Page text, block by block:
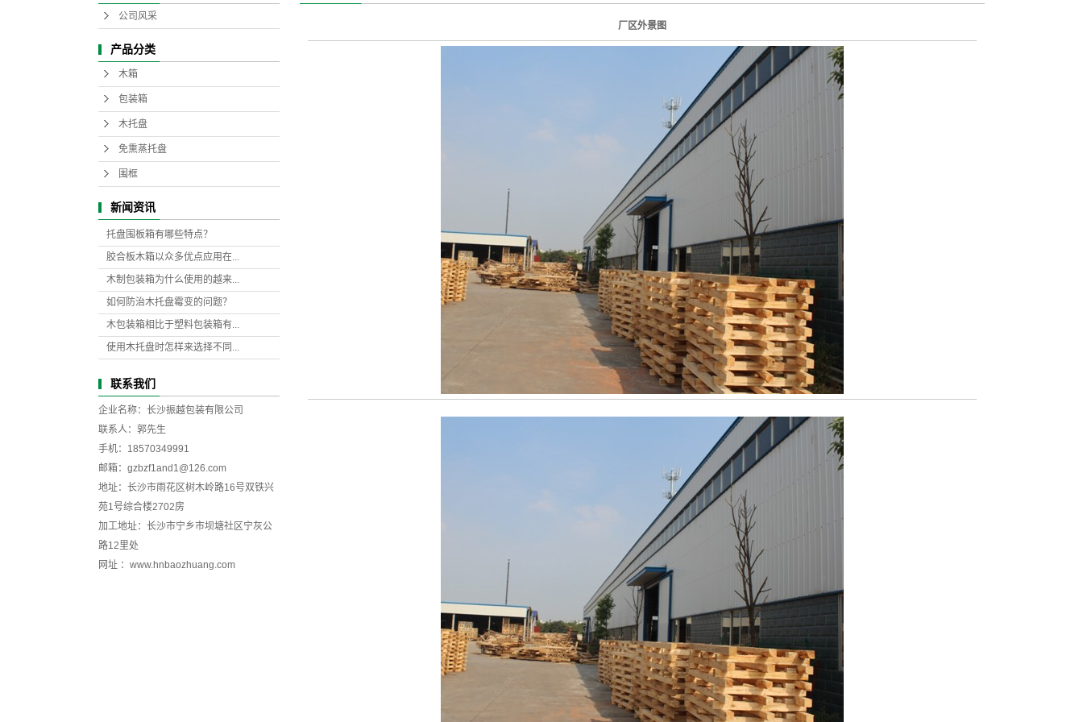
公司风采
产品分类
木箱
包装箱
木托盘
免熏蒸托盘
围框
新闻资讯
托盘围板箱有哪些特点？
胶合板木箱以众多优点应用在...
木制包装箱为什么使用的越来...
如何防治木托盘霉变的问题？
木包装箱相比于塑料包装箱有...
使用木托盘时怎样来选择不同...
联系我们
企业名称： 长沙振越包装有限公司
联系人：郭先生
手机：18570349991
邮箱：gzbzf1and1@126.com
地址：长沙市雨花区树木岭路16号双铁兴
苑1号综合楼2702房
加工地址：长沙市宁乡市坝塘社区宁灰公
路12里处
网址 ：www.hnbaozhuang.com
厂区外景图